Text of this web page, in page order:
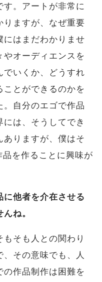
。アートが非常に
りますが、なぜ重要
にはまだわかりませ
やオーディエンスを
でいくか、どうすれ
ことができるのかを
自分のエゴで作品
は、そうしてでき
ありますが、僕はそ
を作ることに興味が
他者を介在させる
ね。
そも人との関わり
その意味でも、人
の作品制作は困難を